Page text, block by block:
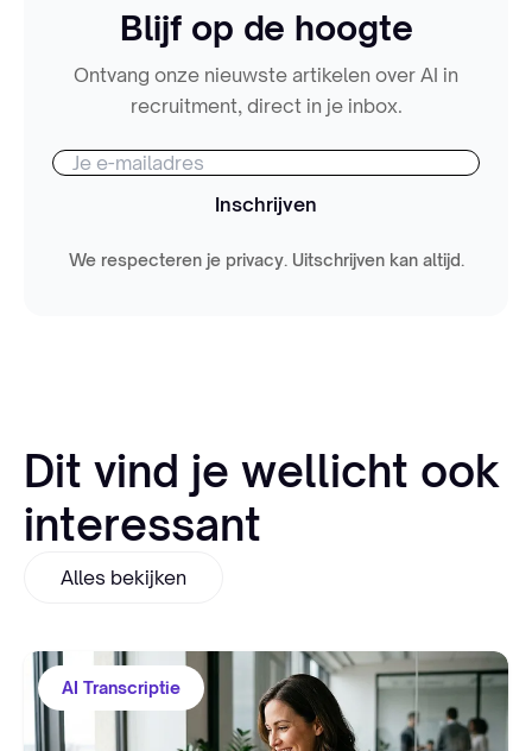
Blijf op de hoogte
Ontvang onze nieuwste artikelen over AI in
recruitment, direct in je inbox.
Inschrijven
We respecteren je privacy. Uitschrijven kan altijd.
Dit vind je wellicht ook
interessant
Alles bekijken
AI Transcriptie